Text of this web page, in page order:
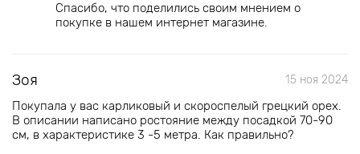
Спасибо, что поделились своим мнением о
покупке в нашем интернет магазине.
Зоя 15 ноя 2024
Покупала у вас карликовый и скороспелый грецкий орех.
В описании написано ростояние между посадкой 70-90
см, в характеристике 3 -5 метра. Как правильно?